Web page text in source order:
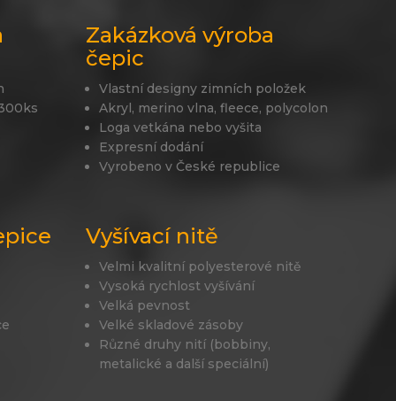
Zakázková výroba
čepic
Vlastní designy zimních položek
Akryl, merino vlna, fleece, polycolon
Loga vetkána nebo vyšita
Expresní dodání
Vyrobeno v České republice
Vyšívací nitě
Velmi kvalitní polyesterové nitě
Vysoká rychlost vyšívání
Velká pevnost
Velké skladové zásoby
Různé druhy nití (bobbiny,
metalické a další speciální)